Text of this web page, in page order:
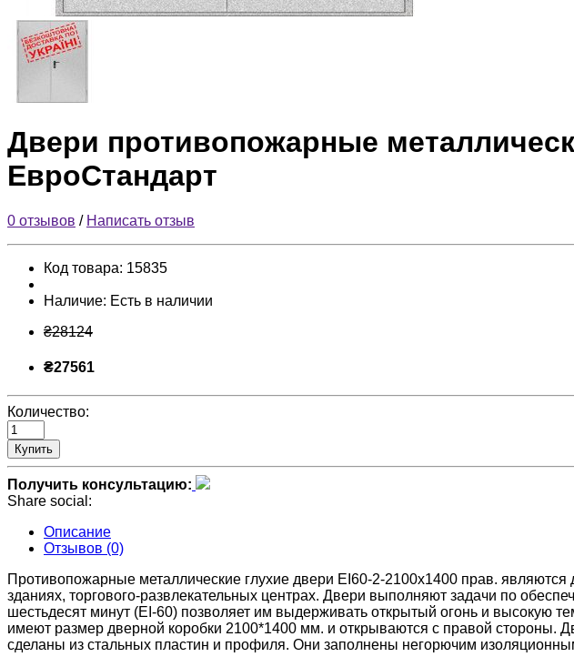
Двери противопожарные
ЕвроСтандарт
0 отзывов / Написать отзыв
Код товара: 15835
Наличие: Есть в наличии
₴28124
₴27561
Количество:
Купить
Получить консультацию:
Share social:
Описание
Отзывов (0)
Противопожарные металлические глухие двери ЕІ60-2-2100x1400 прав.
зданиях, торгового-развлекательных центрах. Двери выполняют задачи по
шестьдесят минут (ЕІ-60) позволяет им выдерживать открытый огонь и высокую
имеют размер дверной коробки 2100*1400 мм. и открываются с правой стороны.
сделаны из стальных пластин и профиля. Они заполнены негорючим